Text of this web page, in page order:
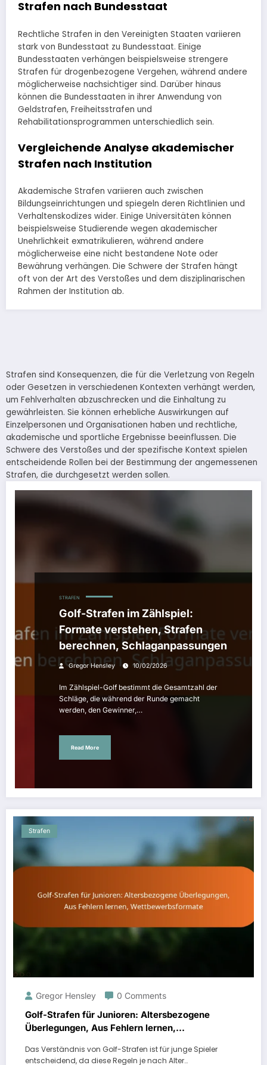
Strafen nach Bundesstaat
Rechtliche Strafen in den Vereinigten Staaten variieren
stark von Bundesstaat zu Bundesstaat. Einige
Bundesstaaten verhängen beispielsweise strengere
Strafen für drogenbezogene Vergehen, während andere
möglicherweise nachsichtiger sind. Darüber hinaus
können die Bundesstaaten in ihrer Anwendung von
Geldstrafen, Freiheitsstrafen und
Rehabilitationsprogrammen unterschiedlich sein.
Vergleichende Analyse akademischer
Strafen nach Institution
Akademische Strafen variieren auch zwischen
Bildungseinrichtungen und spiegeln deren Richtlinien und
Verhaltenskodizes wider. Einige Universitäten können
beispielsweise Studierende wegen akademischer
Unehrlichkeit exmatrikulieren, während andere
möglicherweise eine nicht bestandene Note oder
Bewährung verhängen. Die Schwere der Strafen hängt
oft von der Art des Verstoßes und dem disziplinarischen
Rahmen der Institution ab.
Strafen sind Konsequenzen, die für die Verletzung von Regeln
oder Gesetzen in verschiedenen Kontexten verhängt werden,
um Fehlverhalten abzuschrecken und die Einhaltung zu
gewährleisten. Sie können erhebliche Auswirkungen auf
Einzelpersonen und Organisationen haben und rechtliche,
akademische und sportliche Ergebnisse beeinflussen. Die
Schwere des Verstoßes und der spezifische Kontext spielen
entscheidende Rollen bei der Bestimmung der angemessenen
Strafen, die durchgesetzt werden sollen.
STRAFEN
Golf-Strafen im Zählspiel:
Formate verstehen, Strafen
berechnen, Schlaganpassungen
Gregor Hensley 10/02/2026
Im Zählspiel-Golf bestimmt die Gesamtzahl der
Schläge, die während der Runde gemacht
werden, den Gewinner,…
Read More
Strafen
Gregor Hensley 0 Comments
Golf-Strafen für Junioren: Altersbezogene
Überlegungen, Aus Fehlern lernen,
Das Verständnis von Golf-Strafen ist für junge Spieler
entscheidend, da diese Regeln je nach Alter…